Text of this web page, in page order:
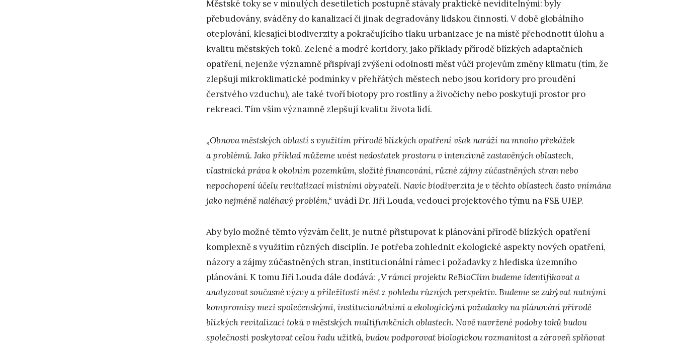
Městské toky se v minulých desetiletích postupně stávaly praktické neviditelnými: byly
přebudovány, sváděny do kanalizací či jinak degradovány lidskou činností. V době globálního
oteplování, klesající biodiverzity a pokračujícího tlaku urbanizace je na místě přehodnotit úlohu a
kvalitu městských toků. Zelené a modré koridory, jako příklady přírodě blízkých adaptačních
opatření, nejenže významně přispívají zvýšení odolnosti měst vůči projevům změny klimatu (tím, že
zlepšují mikroklimatické podmínky v přehřátých městech nebo jsou koridory pro proudění
čerstvého vzduchu), ale také tvoří biotopy pro rostliny a živočichy nebo poskytují prostor pro
rekreaci. Tím vším významně zlepšují kvalitu života lidí.
„Obnova městských oblastí s využitím přírodě blízkých opatření však naráží na mnoho překážek
a problémů. Jako příklad můžeme uvést nedostatek prostoru v intenzivně zastavěných oblastech,
vlastnická práva k okolním pozemkům, složité financování, různé zájmy zúčastněných stran nebo
nepochopení účelu revitalizací místními obyvateli. Navíc biodiverzita je v těchto oblastech často vnímána
jako nejméně naléhavý problém,“ uvádí Dr. Jiří Louda, vedoucí projektového týmu na FSE UJEP.
Aby bylo možné těmto výzvám čelit, je nutné přistupovat k plánování přírodě blízkých opatření
komplexně s využitím různých disciplín. Je potřeba zohlednit ekologické aspekty nových opatření,
názory a zájmy zúčastněných stran, institucionální rámec i požadavky z hlediska územního
plánování. K tomu Jiří Louda dále dodává: „V rámci projektu ReBioClim budeme identifikovat a
analyzovat současné výzvy a příležitosti měst z pohledu různých perspektiv. Budeme se zabývat nutnými
kompromisy mezi společenskými, institucionálními a ekologickými požadavky na plánování přírodě
blízkých revitalizací toků v městských multifunkčních oblastech. Nově navržené podoby toků budou
společnosti poskytovat celou řadu užitků, budou podporovat biologickou rozmanitost a zároveň splňovat